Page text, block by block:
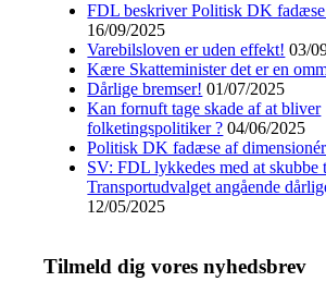
FDL beskriver Politisk DK
16/09/2025
Varebilsloven er uden effekt! 03/
Kære Skatteminister det er en
Dårlige bremser! 01/07/2025
Kan fornuft tage skade af at bliver
folketingspolitiker ? 04/06/2025
Politisk DK fadæse af
SV: FDL lykkedes med at skubbe
Transportudvalget angående
12/05/2025
Tilmeld dig vores nyhedsbrev